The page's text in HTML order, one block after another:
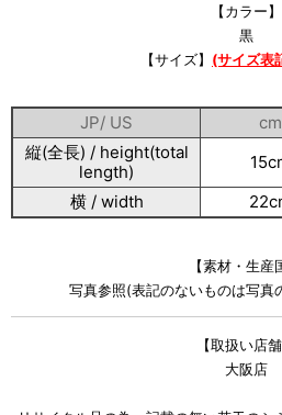
【カラー】
黒
【サイズ】 (サイズ表
JP/ US cm
縦(全長) / height(total
length)
横 / width
【素材・生産
写真参照(表記のないものは写真
【取扱い店舗
大阪店